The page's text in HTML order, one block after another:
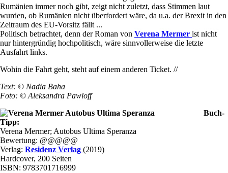
Rumänien immer noch gibt, zeigt nicht zuletzt, dass Stimmen laut
wurden, ob Rumänien nicht überfordert wäre, da u.a. der Brexit in den
Zeitraum des EU-Vorsitz fällt ...
Politisch betrachtet, denn der Roman von Verena Mermer ist nicht
nur hintergründig hochpolitisch, wäre sinnvollerweise die letzte
Ausfahrt links.
Wohin die Fahrt geht, steht auf einem anderen Ticket. //
Text: © Nadia Baha
Foto: © Aleksandra Pawloff
Buch-
Tipp:
Verena Mermer; Autobus Ultima Speranza
Bewertung: @@@@@
Verlag: Residenz Verlag (2019)
Hardcover, 200 Seiten
ISBN: 9783701716999